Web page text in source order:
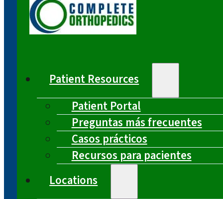
Patient Resources
Patient Portal
Preguntas más frecuentes
Casos prácticos
Recursos para pacientes
Locations